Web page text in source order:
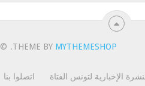
© 2026 THEME BY MYTHEMESHOP
.
اتصلوا بنا الإخبارية لتونس الفتاة